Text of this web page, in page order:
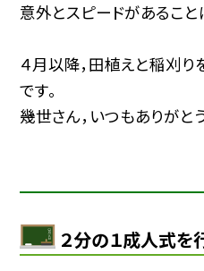
意外とスピードがあること
４月以降，田植えと稲刈
です。
幾世さん，いつもありがと
２分の１成人式を